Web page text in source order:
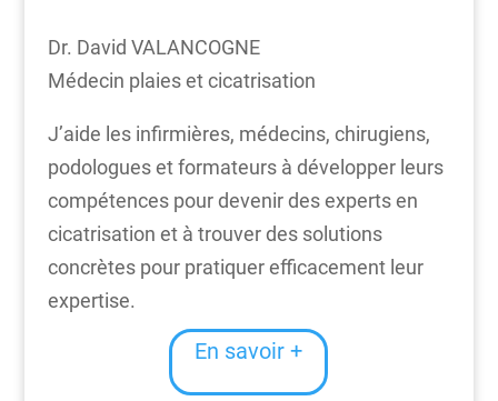
Dr. David VALANCOGNE
Médecin plaies et cicatrisation
J’aide les infirmières, médecins, chirugiens,
podologues et formateurs à développer leurs
compétences pour devenir des experts en
cicatrisation et à trouver des solutions
concrètes pour pratiquer efficacement leur
expertise.
En savoir +